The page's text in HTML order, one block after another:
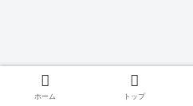
ホーム トップ